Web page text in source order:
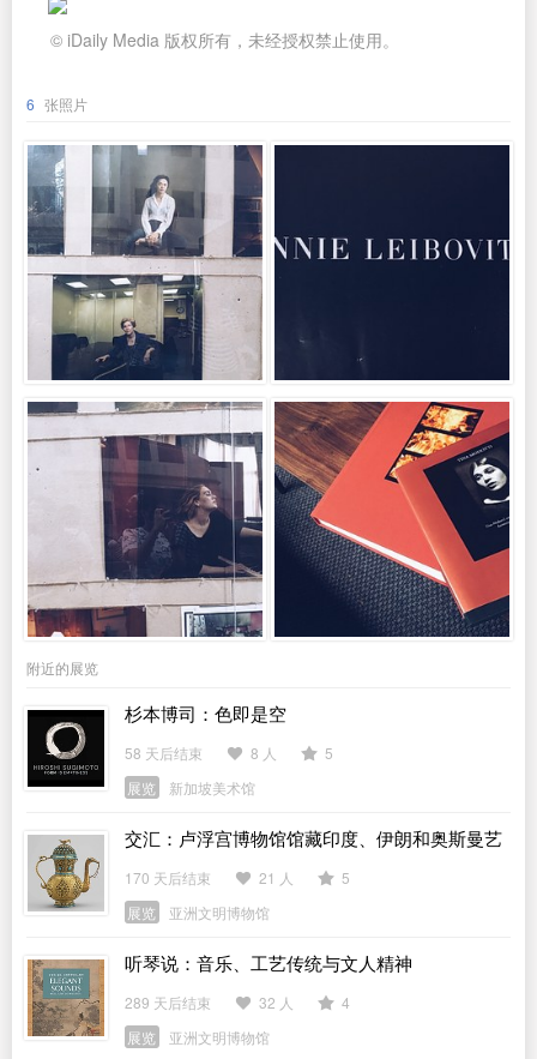
© iDaily Media 版权所有，未经授权禁止使用。
6 张照片
附近的展览
杉本博司：色即是空
58 天后结束 8 人
5
展览
新加坡美术馆
交汇：卢浮宫博物馆馆藏印度、伊朗和奥斯曼艺
术展
170 天后结束 21 人
5
展览
亚洲文明博物馆
听琴说：音乐、工艺传统与文人精神
289 天后结束 32 人
4
展览
亚洲文明博物馆